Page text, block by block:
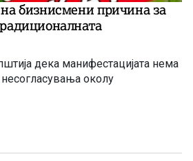
бизнисмени причина за
дека манифестацијата нема
околу